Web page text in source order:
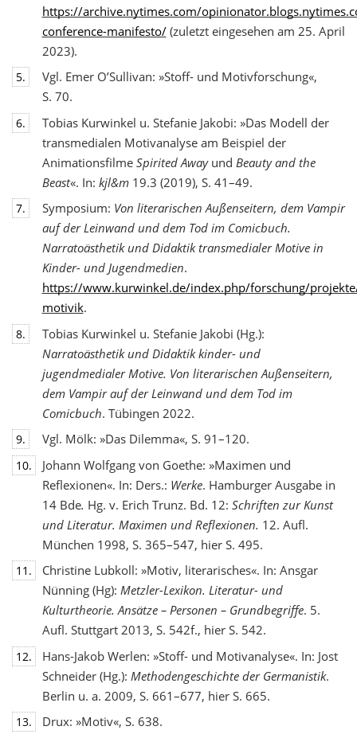
https://archive.nytimes.com/
conference-manifesto/(zuletzt eingesehen am 25. April
2023).
5.
Vgl. Emer O’Sullivan: »Stoff- und Motivforschung«,
S. 70.
6.
Tobias Kurwinkel u. Stefanie Jakobi: »Das Modell der
transmedialen Motivanalyse am Beispiel der
Animationsfilme Spirited Awayund Beauty and the
Beast«. In: kjl&m19.3 (2019), S. 41–49.
7. Symposium: Von literarischen Außenseitern, dem Vampir
auf der Leinwand und dem Tod im Comicbuch.
Narratoästhetik und Didaktik transmedialer Motive in
Kinder- und Jugendmedien.
https://www.kurwinkel.de/index.php/forschung/
motivik.
8.
Tobias Kurwinkel u. Stefanie Jakobi (Hg.):
Narratoästhetik und Didaktik kinder- und
jugendmedialer Motive. Von literarischen Außenseitern,
dem Vampir auf der Leinwand und dem Tod im
Comicbuch. Tübingen 2022.
9. Vgl. Mölk: »Das Dilemma«, S. 91–120.
10.
Johann Wolfgang von Goethe: »Maximen und
Reflexionen«. In: Ders.: Werke. Hamburger Ausgabe in
14 Bde. Hg. v. Erich Trunz. Bd. 12: Schriften zur Kunst
und Literatur. Maximen und Reflexionen. 12. Aufl.
München 1998, S. 365–547, hier S. 495.
11.
Christine Lubkoll: »Motiv, literarisches«. In: Ansgar
Nünning (Hg): Metzler-Lexikon. Literatur- und
Kulturtheorie. Ansätze – Personen – Grundbegriffe. 5.
Aufl. Stuttgart 2013, S. 542f., hier S. 542.
12.
Hans-Jakob Werlen: »Stoff- und Motivanalyse«. In: Jost
Schneider (Hg.): Methodengeschichte der Germanistik.
Berlin u. a. 2009, S. 661–677, hier S. 665.
13. Drux: »Motiv«, S. 638.